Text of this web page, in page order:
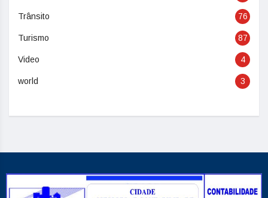
Trânsito 76
Turismo 87
Video 4
world 3